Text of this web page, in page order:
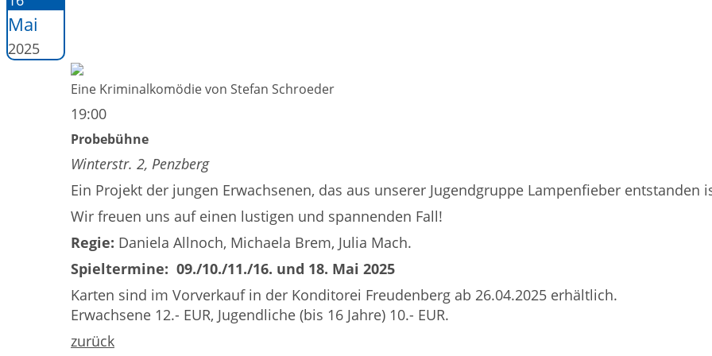
Mai
2025
Eine Kriminalkomödie von Stefan Schroeder
19:00
Probebühne
Winterstr. 2, Penzberg
Ein Projekt der jungen Erwachsenen, das aus unserer Jugendgruppe Lampenfieber entstanden
Wir freuen uns auf einen lustigen und spannenden Fall!
Regie: Daniela Allnoch, Michaela Brem, Julia Mach.
Spieltermine: 09./10./11./16. und 18. Mai 2025
Karten sind im Vorverkauf in der Konditorei Freudenberg ab 26.04.2025 erhältlich.
Erwachsene 12.- EUR, Jugendliche (bis 16 Jahre) 10.- EUR.
zurück